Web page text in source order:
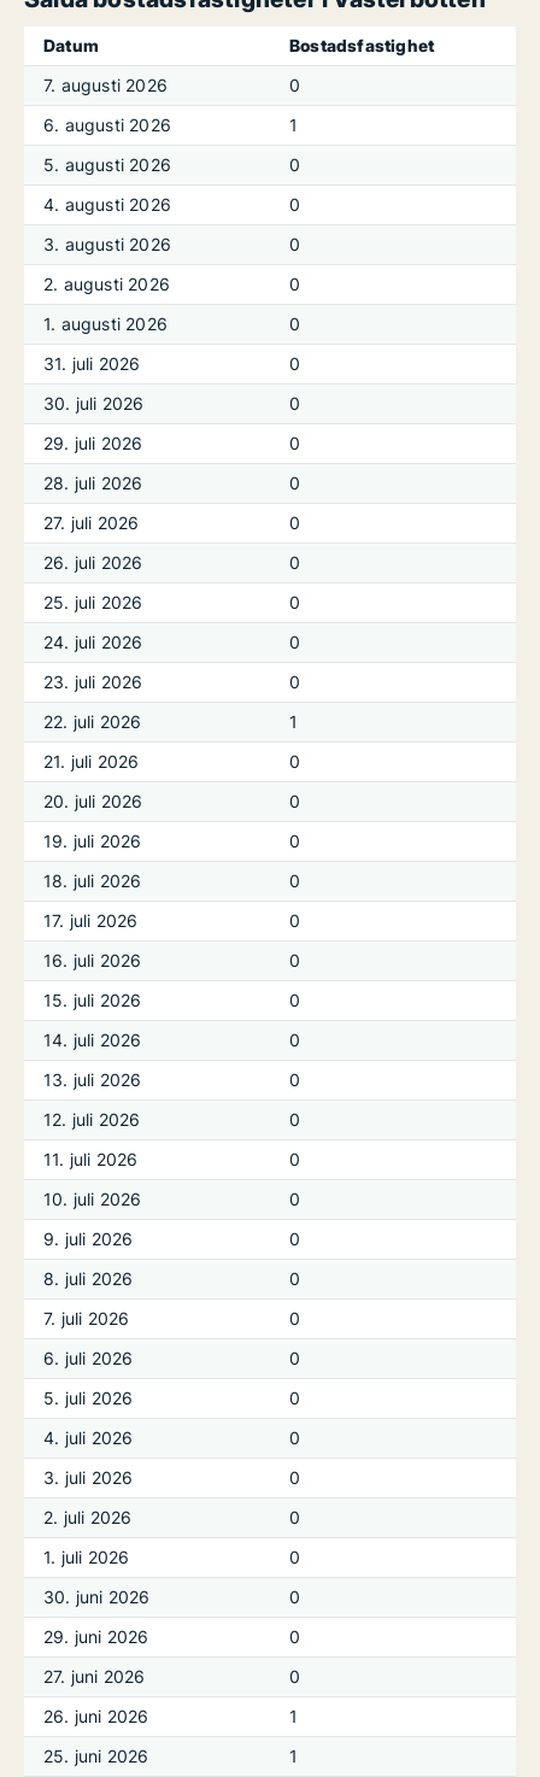
Datum
Bostadsfastighet
7. augusti 2026
0
6. augusti 2026
1
5. augusti 2026
0
4. augusti 2026
0
3. augusti 2026
0
2. augusti 2026
0
1. augusti 2026
0
31. juli 2026
0
30. juli 2026
0
29. juli 2026
0
28. juli 2026
0
27. juli 2026
0
26. juli 2026
0
25. juli 2026
0
24. juli 2026
0
23. juli 2026
0
22. juli 2026
1
21. juli 2026
0
20. juli 2026
0
19. juli 2026
0
18. juli 2026
0
17. juli 2026
0
16. juli 2026
0
15. juli 2026
0
14. juli 2026
0
13. juli 2026
0
12. juli 2026
0
11. juli 2026
0
10. juli 2026
0
9. juli 2026
0
8. juli 2026
0
7. juli 2026
0
6. juli 2026
0
5. juli 2026
0
4. juli 2026
0
3. juli 2026
0
2. juli 2026
0
1. juli 2026
0
30. juni 2026
0
29. juni 2026
0
27. juni 2026
0
26. juni 2026
1
25. juni 2026
1